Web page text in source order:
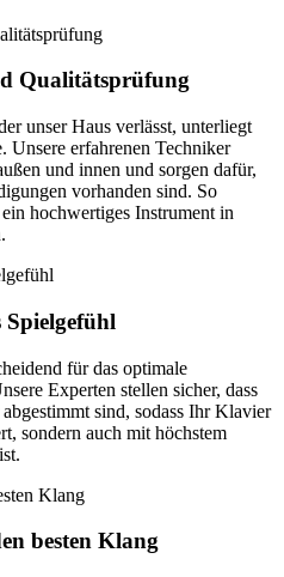
Qualitätsprüfung
unser Haus verlässt, unterliegt
Unsere erfahrenen Techniker
und innen und sorgen dafür,
vorhanden sind. So
hochwertiges Instrument in
für das optimale
Experten stellen sicher, dass
sind, sodass Ihr Klavier
sondern auch mit höchstem
besten Klang